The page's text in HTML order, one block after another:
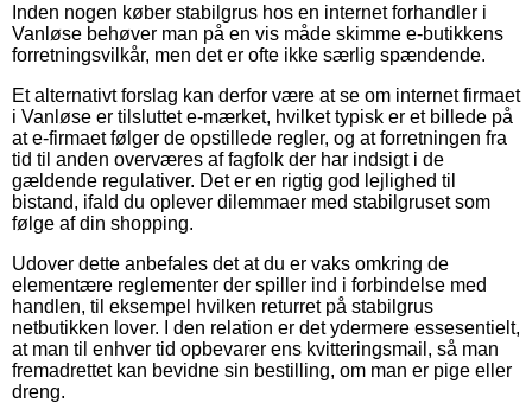
Inden nogen køber stabilgrus hos en internet forhandler i
Vanløse behøver man på en vis måde skimme e-butikkens
forretningsvilkår, men det er ofte ikke særlig spændende.
Et alternativt forslag kan derfor være at se om internet firmaet
i Vanløse er tilsluttet e-mærket, hvilket typisk er et billede på
at e-firmaet følger de opstillede regler, og at forretningen fra
tid til anden overværes af fagfolk der har indsigt i de
gældende regulativer. Det er en rigtig god lejlighed til
bistand, ifald du oplever dilemmaer med stabilgruset som
følge af din shopping.
Udover dette anbefales det at du er vaks omkring de
elementære reglementer der spiller ind i forbindelse med
handlen, til eksempel hvilken returret på stabilgrus
netbutikken lover. I den relation er det ydermere essesentielt,
at man til enhver tid opbevarer ens kvitteringsmail, så man
fremadrettet kan bevidne sin bestilling, om man er pige eller
dreng.